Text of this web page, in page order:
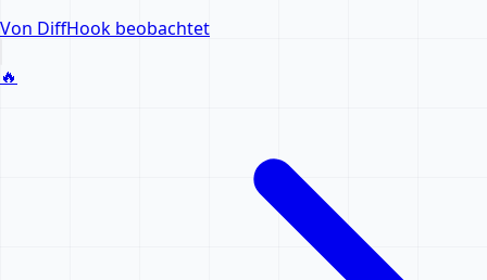
Von DiffHook beobachtet
🔥